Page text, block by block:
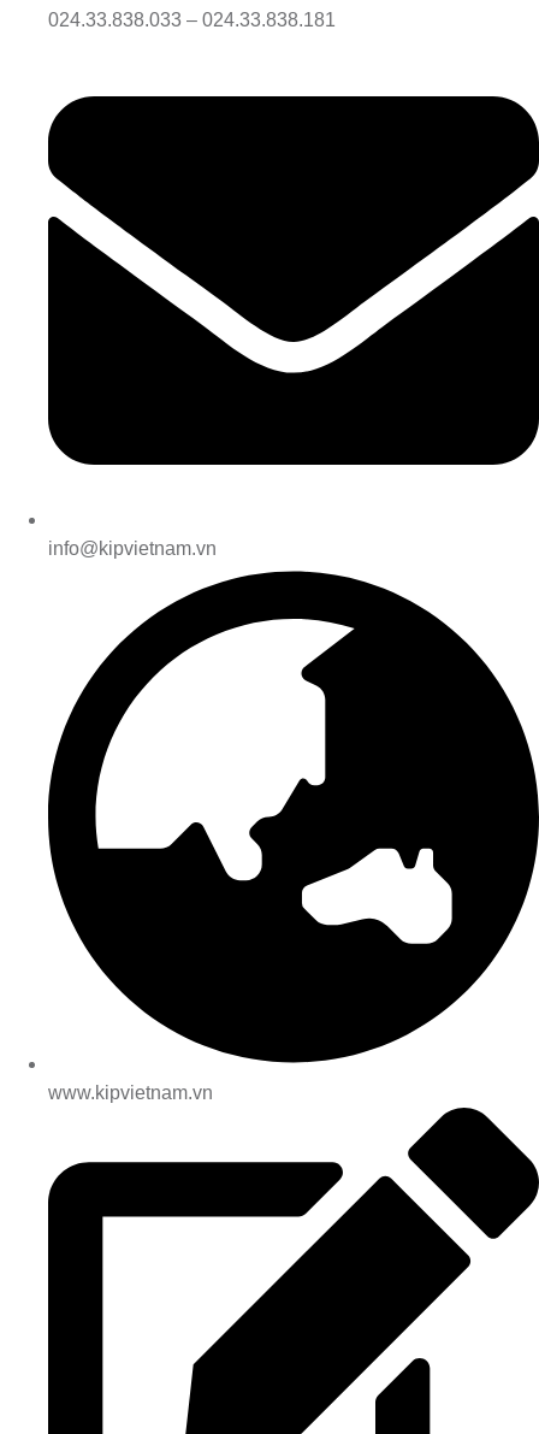
024.33.838.033 – 024.33.838.181
info@kipvietnam.vn
www.kipvietnam.vn